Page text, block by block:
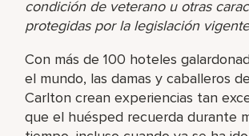
condición de veterano u otras
protegidas por la legislación
Con más de 100 hoteles
el mundo, las damas y caballeros
Carlton crean experiencias tan
que el huésped recuerda durante